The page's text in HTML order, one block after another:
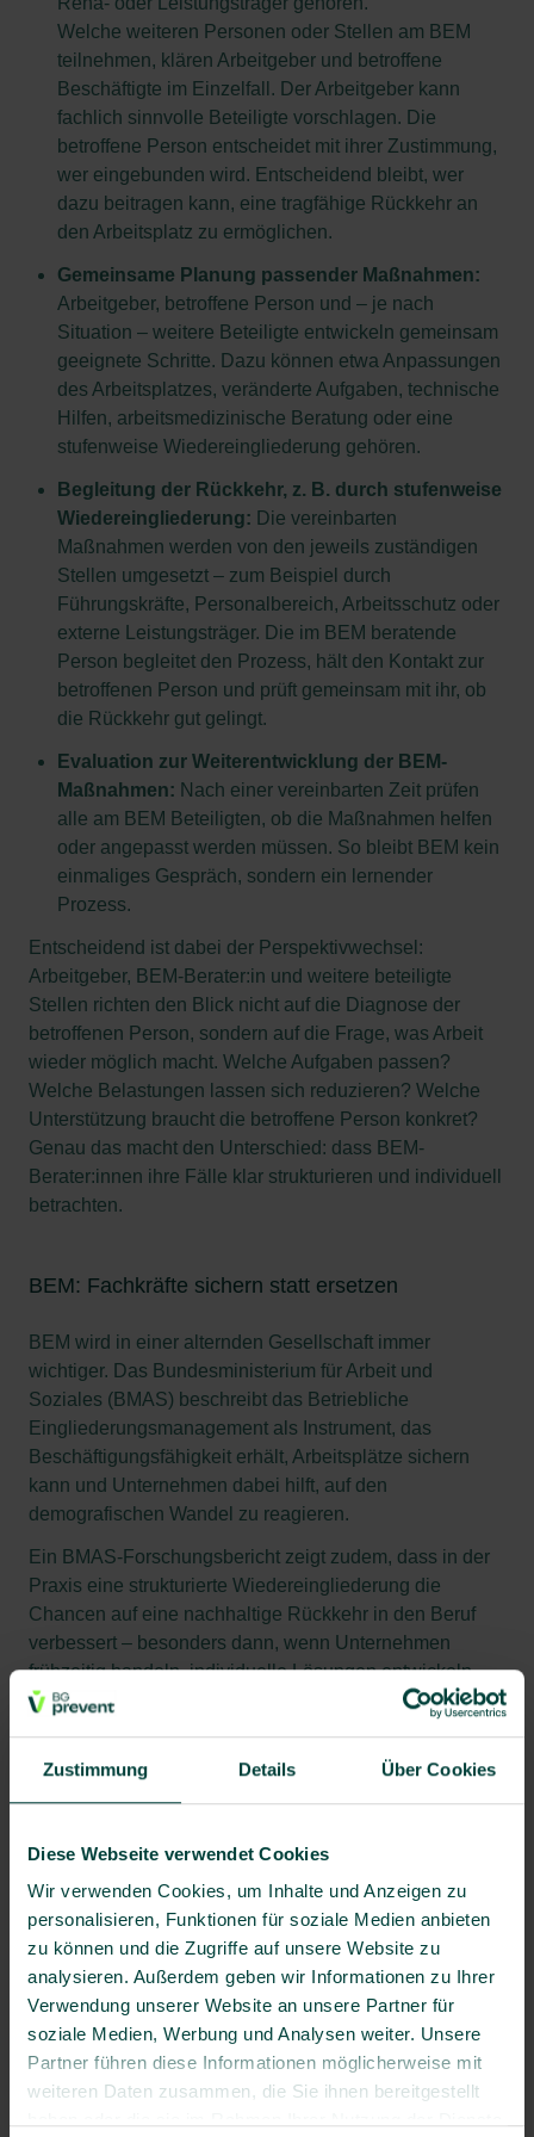
Zustimmung Details Über Cookies
Diese Webseite verwendet Cookies
Wir verwenden Cookies, um Inhalte und Anzeigen zu
personalisieren, Funktionen für soziale Medien anbieten
zu können und die Zugriffe auf unsere Website zu
analysieren. Außerdem geben wir Informationen zu Ihrer
Verwendung unserer Website an unsere Partner für
soziale Medien, Werbung und Analysen weiter. Unsere
Partner führen diese Informationen möglicherweise mit
weiteren Daten zusammen, die Sie ihnen bereitgestellt
Welche weiteren Personen oder Stellen am BEM
teilnehmen, klären Arbeitgeber und betroffene
Beschäftigte im Einzelfall. Der Arbeitgeber kann
fachlich sinnvolle Beteiligte vorschlagen. Die
betroffene Person entscheidet mit ihrer Zustimmung,
wer eingebunden wird. Entscheidend bleibt, wer
dazu beitragen kann, eine tragfähige Rückkehr an
den Arbeitsplatz zu ermöglichen.
Gemeinsame Planung passender Maßnahmen:
Arbeitgeber, betroffene Person und – je nach
Situation – weitere Beteiligte entwickeln gemeinsam
geeignete Schritte. Dazu können etwa Anpassungen
des Arbeitsplatzes, veränderte Aufgaben, technische
Hilfen, arbeitsmedizinische Beratung oder eine
stufenweise Wiedereingliederung gehören.
Begleitung der Rückkehr, z. B. durch stufenweise
Wiedereingliederung: Die vereinbarten
Maßnahmen werden von den jeweils zuständigen
Stellen umgesetzt – zum Beispiel durch
Führungskräfte, Personalbereich, Arbeitsschutz oder
externe Leistungsträger. Die im BEM beratende
Person begleitet den Prozess, hält den Kontakt zur
betroffenen Person und prüft gemeinsam mit ihr, ob
die Rückkehr gut gelingt.
Evaluation zur Weiterentwicklung der BEM-
Maßnahmen: Nach einer vereinbarten Zeit prüfen
alle am BEM Beteiligten, ob die Maßnahmen helfen
oder angepasst werden müssen. So bleibt BEM kein
einmaliges Gespräch, sondern ein lernender
Prozess.
Entscheidend ist dabei der Perspektivwechsel:
Arbeitgeber, BEM-Berater:in und weitere beteiligte
Stellen richten den Blick nicht auf die Diagnose der
betroffenen Person, sondern auf die Frage, was Arbeit
wieder möglich macht. Welche Aufgaben passen?
Welche Belastungen lassen sich reduzieren? Welche
Unterstützung braucht die betroffene Person konkret?
Genau das macht den Unterschied: dass BEM-
Berater:innen ihre Fälle klar strukturieren und individuell
betrachten.
BEM: Fachkräfte sichern statt ersetzen
BEM wird in einer alternden Gesellschaft immer
wichtiger. Das Bundesministerium für Arbeit und
Soziales (BMAS) beschreibt das Betriebliche
Eingliederungsmanagement als Instrument, das
Beschäftigungsfähigkeit erhält, Arbeitsplätze sichern
kann und Unternehmen dabei hilft, auf den
demografischen Wandel zu reagieren.
Ein BMAS-Forschungsbericht zeigt zudem, dass in der
Praxis eine strukturierte Wiedereingliederung die
Chancen auf eine nachhaltige Rückkehr in den Beruf
verbessert – besonders dann, wenn Unternehmen
frühzeitig handeln, individuelle Lösungen entwickeln
und alle relevanten Beteiligten einbeziehen.
Es geht also nicht nur darum, dass Mitarbeitende
zurückkehren, sie sollen langfristig arbeitsfähig bleiben.
Fachkräftesicherung: Unternehmen behalten Wissen,
erhalten zugleich eine realistische Perspektive,
dauerhaft weiterzuarbeiten.
Praxisnah und individuell: Welche Maßnahmen
helfen wirklich?
Die Lösungen sind so unterschiedlich wie die Menschen
selbst. Häufige Ansätze sind: